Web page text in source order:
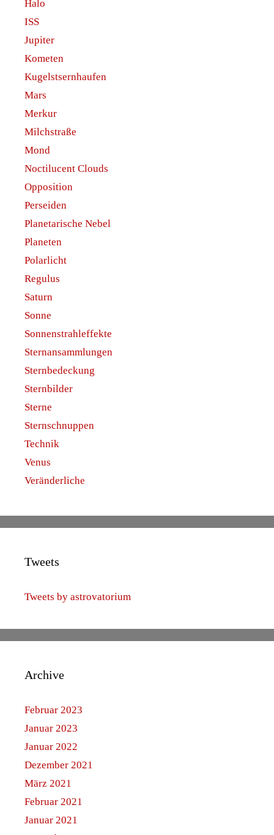
Halo
ISS
Jupiter
Kometen
Kugelstsernhaufen
Mars
Merkur
Milchstraße
Mond
Noctilucent Clouds
Opposition
Perseiden
Planetarische Nebel
Planeten
Polarlicht
Regulus
Saturn
Sonne
Sonnenstrahleffekte
Sternansammlungen
Sternbedeckung
Sternbilder
Sterne
Sternschnuppen
Technik
Venus
Veränderliche
Tweets
Tweets by astrovatorium
Archive
Februar 2023
Januar 2023
Januar 2022
Dezember 2021
März 2021
Februar 2021
Januar 2021